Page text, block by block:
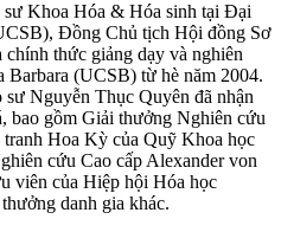
Khoa Hóa & Hóa sinh tại Đại
Đồng Chủ tịch Hội đồng Sơ
thức giảng dạy và nghiên
(UCSB) từ hè năm 2004.
Nguyễn Thục Quyên đã nhận
bao gồm Giải thưởng Nghiên cứu
Hoa Kỳ của Quỹ Khoa học
cứu Cao cấp Alexander von
viên của Hiệp hội Hóa học
danh gia khác.